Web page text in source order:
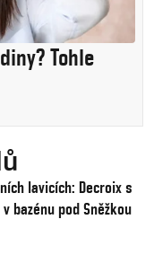
Tohle
lavicích: Decroix s
bazénu pod Sněžkou